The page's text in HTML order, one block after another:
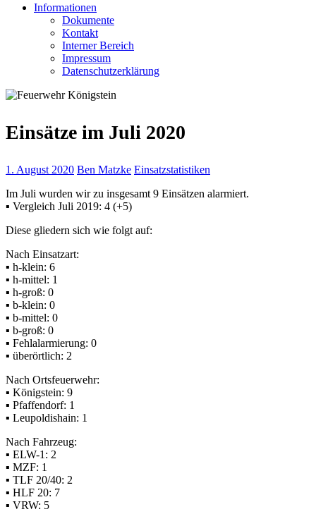
Informationen
Dokumente
Kontakt
Interner Bereich
Impressum
Datenschutzerklärung
Einsätze im Juli 2020
1. August 2020 Ben Matzke Einsatzstatistiken
Im Juli wurden wir zu insgesamt 9 Einsätzen alarmiert.
▪ Vergleich Juli 2019: 4 (+5)
Diese gliedern sich wie folgt auf:
Nach Einsatzart:
▪ h-klein: 6
▪ h-mittel: 1
▪ h-groß: 0
▪ b-klein: 0
▪ b-mittel: 0
▪ b-groß: 0
▪ Fehlalarmierung: 0
▪ überörtlich: 2
Nach Ortsfeuerwehr:
▪ Königstein: 9
▪ Pfaffendorf: 1
▪ Leupoldishain: 1
Nach Fahrzeug:
▪ ELW-1: 2
▪ MZF: 1
▪ TLF 20/40: 2
▪ HLF 20: 7
▪ VRW: 5